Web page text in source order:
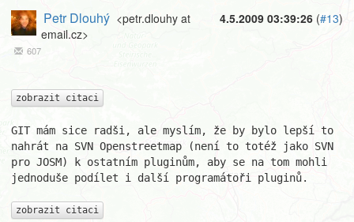
4.5.2009 03:39:26 (#13)
Petr Dlouhý <petr.dlouhy at
email.cz>
607
zobrazit citaci
GIT mám sice radši, ale myslím, že by bylo lepší to
nahrát na SVN Openstreetmap (není to totéž jako SVN
pro JOSM) k ostatním pluginům, aby se na tom mohli
jednoduše podílet i další programátoři pluginů.
zobrazit citaci